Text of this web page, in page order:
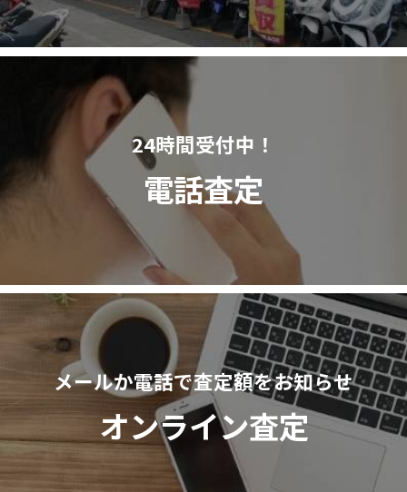
24時間受付中！
電話査定
メールか電話で査定額をお知らせ
オンライン査定